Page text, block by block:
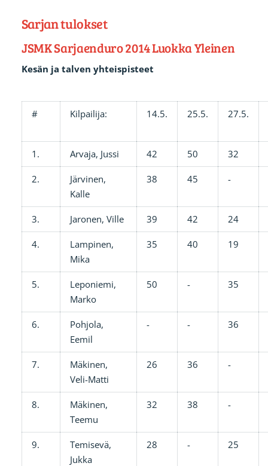
Sarjan tulokset
JSMK Sarjaenduro 2014 Luokka Yleinen
Kesän ja talven yhteispisteet
# Kilpailija: 14.5. 25.5. 27.5.
1. Arvaja, Jussi 42 50 32
2.
Järvinen,
Kalle
38 45 -
3. Jaronen, Ville 39 42 24
4.
Lampinen,
Mika
35 40 19
5.
Leponiemi,
Marko
50 - 35
6.
Pohjola,
Eemil
- - 36
7.
Mäkinen,
Veli-Matti
26 36 -
8.
Mäkinen,
Teemu
32 38 -
9.
Temisevä,
Jukka
28 - 25